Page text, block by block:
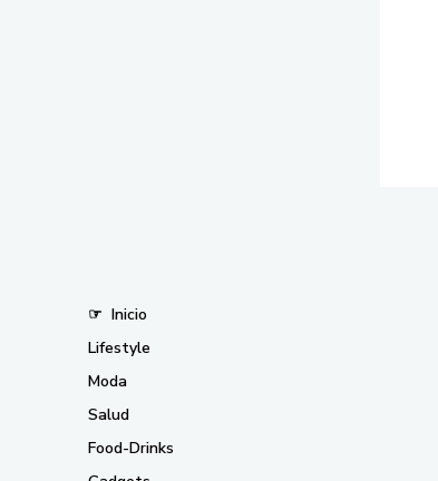
☞ Inicio
Lifestyle
Moda
Salud
Food-Drinks